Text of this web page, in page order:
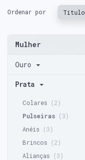
Ordenar por Título
Mulher
Ouro
Prata
Colares
(2)
Pulseiras (3)
Anéis
(3)
Brincos
(2)
Alianças
(3)